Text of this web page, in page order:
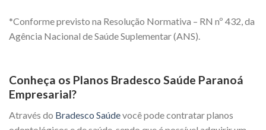
*Conforme previsto na Resolução Normativa – RN nº 432, da
Agência Nacional de Saúde Suplementar (ANS).
Conheça os Planos Bradesco Saúde Paranoá
Empresarial?
Através do Bradesco Saúdevocê pode contratar planos